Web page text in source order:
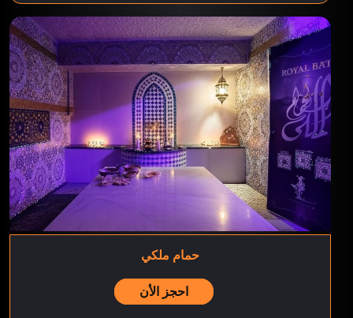
حمام ملكي
احجز الأن